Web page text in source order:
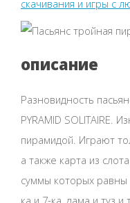
скачивания и игры с
описание
Разновидность
PYRAMID SOLITAIRE.
пирамидой. Играют
а также карта из
суммы которых равны